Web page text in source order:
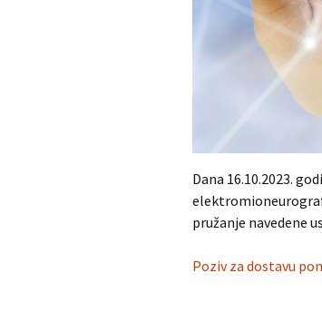
Dana 16.10.2023.
pružanje navedene
Poziv za dostavu